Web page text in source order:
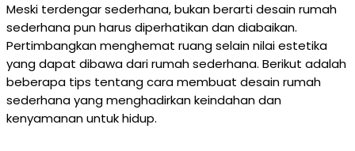
Meski terdengar sederhana, bukan berarti desain rumah
sederhana pun harus diperhatikan dan diabaikan.
Pertimbangkan menghemat ruang selain nilai estetika
yang dapat dibawa dari rumah sederhana. Berikut adalah
beberapa tips tentang cara membuat desain rumah
sederhana yang menghadirkan keindahan dan
kenyamanan untuk hidup.